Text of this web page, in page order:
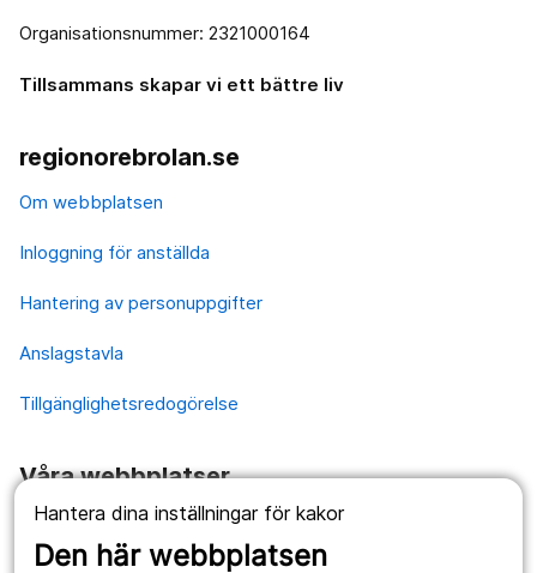
Hantera dina inställningar för kakor
Den här webbplatsen
Organisationsnummer: 2321000164
Tillsammans skapar vi ett bättre liv
regionorebrolan.se
Om webbplatsen
Inloggning för anställda
Hantering av personuppgifter
Anslagstavla
Tillgänglighetsredogörelse
Våra webbplatser
1177.se